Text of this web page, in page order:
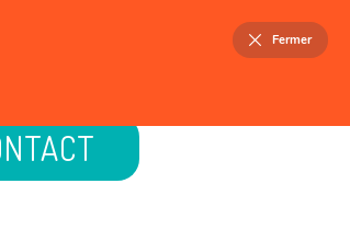
Fermer